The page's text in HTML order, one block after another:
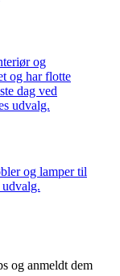
og
og har flotte
dag ved
udvalg.
og lamper til
og anmeldt dem